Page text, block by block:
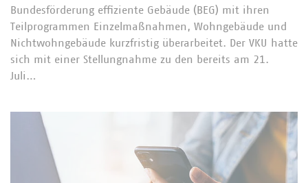
Bundesförderung effiziente Gebäude (BEG) mit ihren
Teilprogrammen Einzelmaßnahmen, Wohngebäude und
Nichtwohngebäude kurzfristig überarbeitet. Der VKU hatte
sich mit einer Stellungnahme zu den bereits am 21.
Juli…